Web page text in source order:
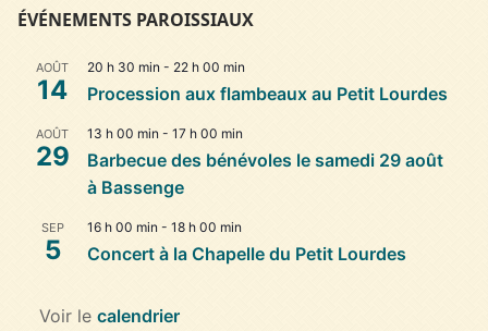
ÉVÉNEMENTS PAROISSIAUX
AOÛT
14
20 h 30 min - 22 h 00 min
Procession aux flambeaux au Petit Lourdes
AOÛT
29
13 h 00 min - 17 h 00 min
Barbecue des bénévoles le samedi 29 août
à Bassenge
SEP
5
16 h 00 min - 18 h 00 min
Concert à la Chapelle du Petit Lourdes
Voir le calendrier